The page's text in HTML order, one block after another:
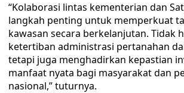
“Kolaborasi lintas kementerian dan
langkah penting untuk memperkuat
kawasan secara berkelanjutan. Tidak
ketertiban administrasi pertanahan
tetapi juga menghadirkan kepastian
manfaat nyata bagi masyarakat dan
nasional,” tuturnya.